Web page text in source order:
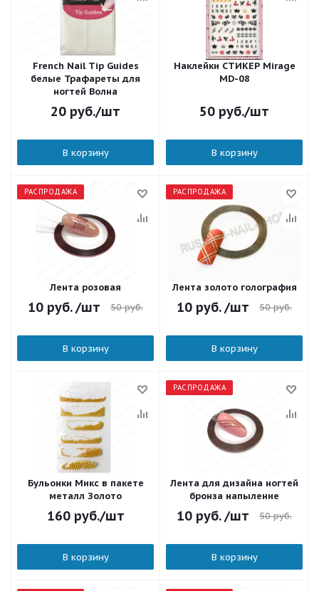
French Nail Tip Guides
белые Трафареты для
ногтей Волна
20 руб./шт
В корзину
Наклейки СТИКЕР Mirage
MD-08
50 руб./шт
В корзину
РАСПРОДАЖА
Лента розовая
10 руб. /шт 50руб.
В корзину
РАСПРОДАЖА
Лента золото голография
10 руб. /шт 50руб.
В корзину
Бульонки Микс в пакете
металл Золото
160руб./шт
В корзину
РАСПРОДАЖА
Лента для дизайна ногтей
бронза напыление
10 руб. /шт 50руб.
В корзину